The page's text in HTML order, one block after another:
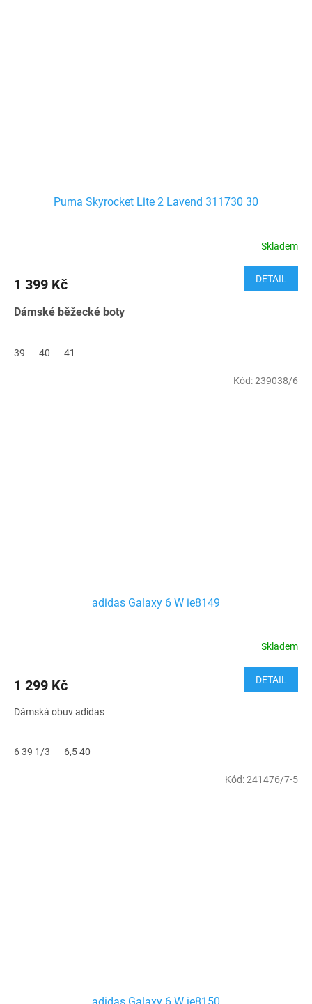
Puma Skyrocket Lite 2 Lavend 311730 30
Skladem
1 399 Kč DETAIL
Dámské běžecké boty
39 40 41
adidas Galaxy 6 W ie8149
je
z
Skladem
1 299 Kč DETAIL
Dámská obuv adidas
6 39 1/3 6,5 40
Kód:239038/6
adidas Galaxy 6 W ie8150
Kód:241476/7-5